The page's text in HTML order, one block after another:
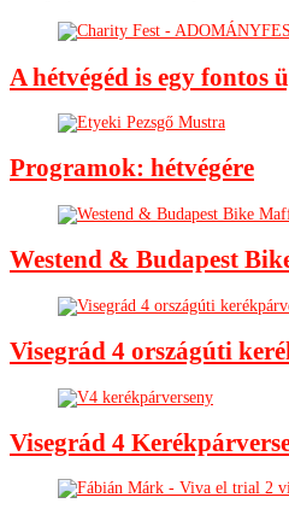
A hétvégéd is egy fontos
Programok: hétvégére
Westend & Budapest
Visegrád 4 országúti
Visegrád 4